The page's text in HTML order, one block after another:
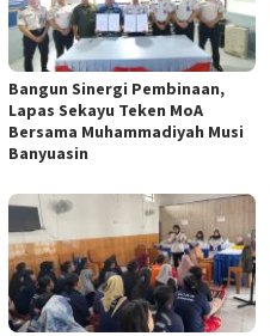
Bangun Sinergi Pembinaan,
Lapas Sekayu Teken MoA
Bersama Muhammadiyah Musi
Banyuasin